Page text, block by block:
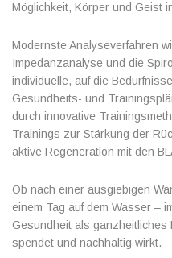
Möglichkeit, Körper und Geist
Modernste Analyseverfahren
Impedanzanalyse und die
individuelle, auf die
Gesundheits- und
durch innovative
Trainings zur Stärkung der
aktive Regeneration mit den
Ob nach einer ausgiebigen
einem Tag auf dem Wasser –
Gesundheit als
spendet und nachhaltig wirkt.